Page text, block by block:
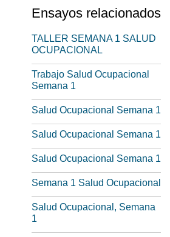
Ensayos relacionados
TALLER SEMANA 1 SALUD
OCUPACIONAL
Trabajo Salud Ocupacional
Semana 1
Salud Ocupacional Semana 1
Salud Ocupacional Semana 1
Salud Ocupacional Semana 1
Semana 1 Salud Ocupacional
Salud Ocupacional, Semana
1